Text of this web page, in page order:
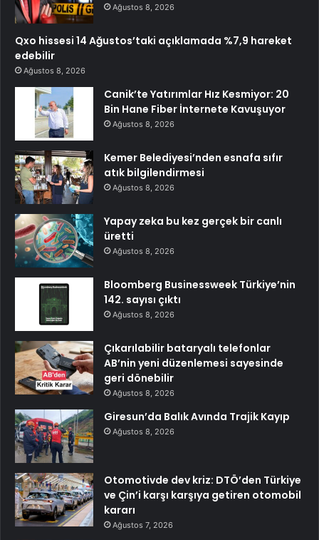
Ağustos 8, 2026
Qxo hissesi 14 Ağustos’taki açıklamada %7,9 hareket
edebilir
Ağustos 8, 2026
Canik’te Yatırımlar Hız Kesmiyor: 20
Bin Hane Fiber İnternete Kavuşuyor
Ağustos 8, 2026
Kemer Belediyesi’nden esnafa sıfır
atık bilgilendirmesi
Ağustos 8, 2026
Yapay zeka bu kez gerçek bir canlı
üretti
Ağustos 8, 2026
Bloomberg Businessweek Türkiye’nin
142. sayısı çıktı
Ağustos 8, 2026
Çıkarılabilir bataryalı telefonlar
AB’nin yeni düzenlemesi sayesinde
geri dönebilir
Ağustos 8, 2026
Giresun’da Balık Avında Trajik Kayıp
Ağustos 8, 2026
Otomotivde dev kriz: DTÖ’den Türkiye
ve Çin’i karşı karşıya getiren otomobil
kararı
Ağustos 7, 2026